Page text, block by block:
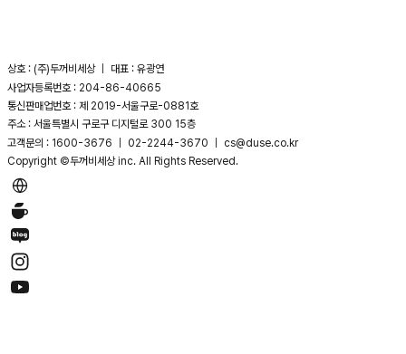
상호 : (주)두꺼비세상 ｜ 대표 : 유광연
사업자등록번호 : 204-86-40665
통신판매업번호 : 제 2019-서울구로-0881호
주소 : 서울특별시 구로구 디지털로 300 15층
고객문의 : 1600-3676 ｜ 02-2244-3670 ｜ cs@duse.co.kr
Copyright ©두꺼비세상 inc. All Rights Reserved.